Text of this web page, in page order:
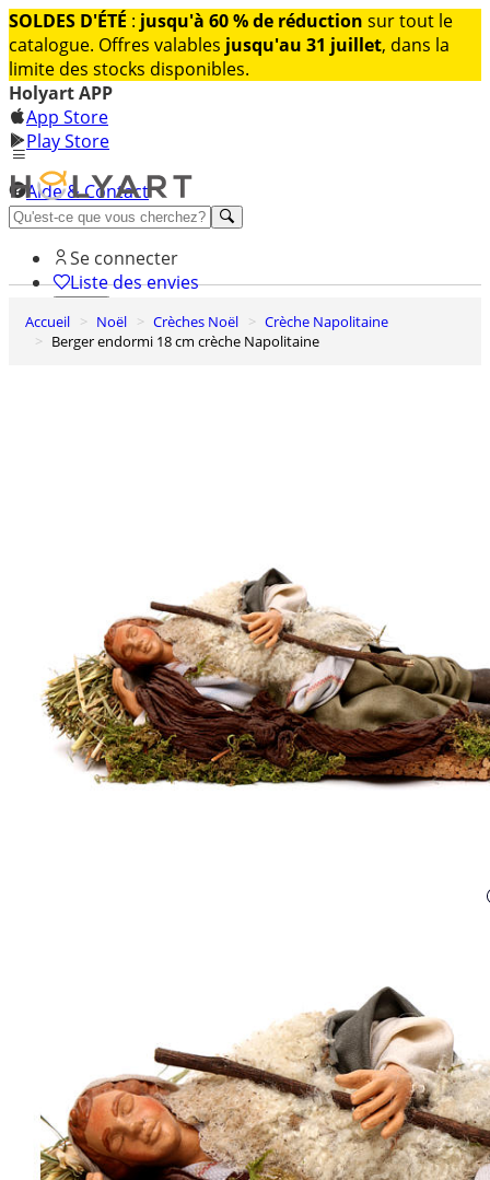
SOLDES D'ÉTÉ : jusqu'à 60 % de réduction sur tout le
catalogue. Offres valables jusqu'au 31 juillet, dans la
limite des stocks disponibles.
Holyart APP
App Store
Play Store
Aide & Contact
Découvrez Premium
Se connecter
Liste des envies
0
Panier
Accueil Noël Crèches Noël
Crèche Napolitaine
Berger endormi 18 cm crèche Napolitaine